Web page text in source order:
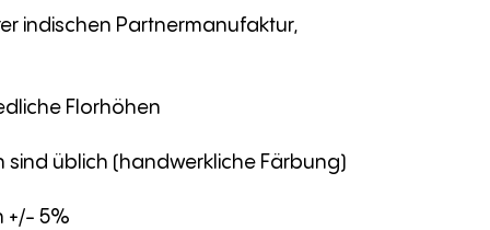
indischen Partnermanufaktur,
Florhöhen
üblich (handwerkliche Färbung)
+/- 5%